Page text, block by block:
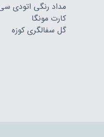
مداد رنگی اتودی
کارت مونگا
گل سفالگری کوزه